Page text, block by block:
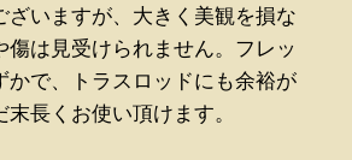
ざいますが、大きく美観を損な
傷は見受けられません。フレッ
かで、トラスロッドにも余裕が
長くお使い頂けます。